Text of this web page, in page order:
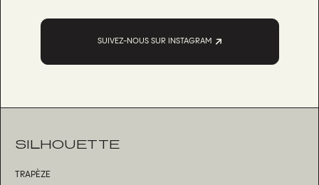
SUIVEZ-NOUS SUR INSTAGRAM
SILHOUETTE
TRAPÈZE